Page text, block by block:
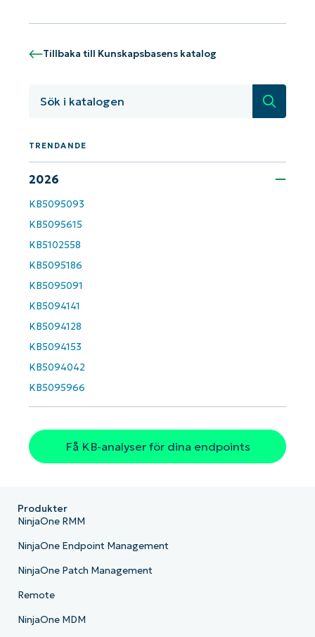
Tillbaka till Kunskapsbasens katalog
Sök
TRENDANDE
2026
KB5095093
KB5095615
KB5102558
KB5095186
KB5095091
KB5094141
KB5094128
KB5094153
KB5094042
KB5095966
Få KB-analyser för dina endpoints
Kom igång med NinjaOne AI-drivna
First
last
Business
email*
Phone
number*
Country
name*
Produkter
NinjaOne RMM
NinjaOne Endpoint Management
NinjaOne Patch Management
Remote
NinjaOne MDM